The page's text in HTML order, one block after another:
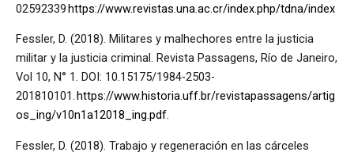
02592339https://www.revistas.una.ac.cr/index.php/tdna/index
Fessler, D. (2018). Militares y malhechores entre la justicia
militar y la justicia criminal. Revista Passagens, Río de Janeiro,
Vol 10, N° 1. DOI: 10.15175/1984-2503-
201810101.https://www.historia.uff.br/revistapassagens/artig
os_ing/v10n1a12018_ing.pdf.
Fessler, D. (2018). Trabajo y regeneración en las cárceles